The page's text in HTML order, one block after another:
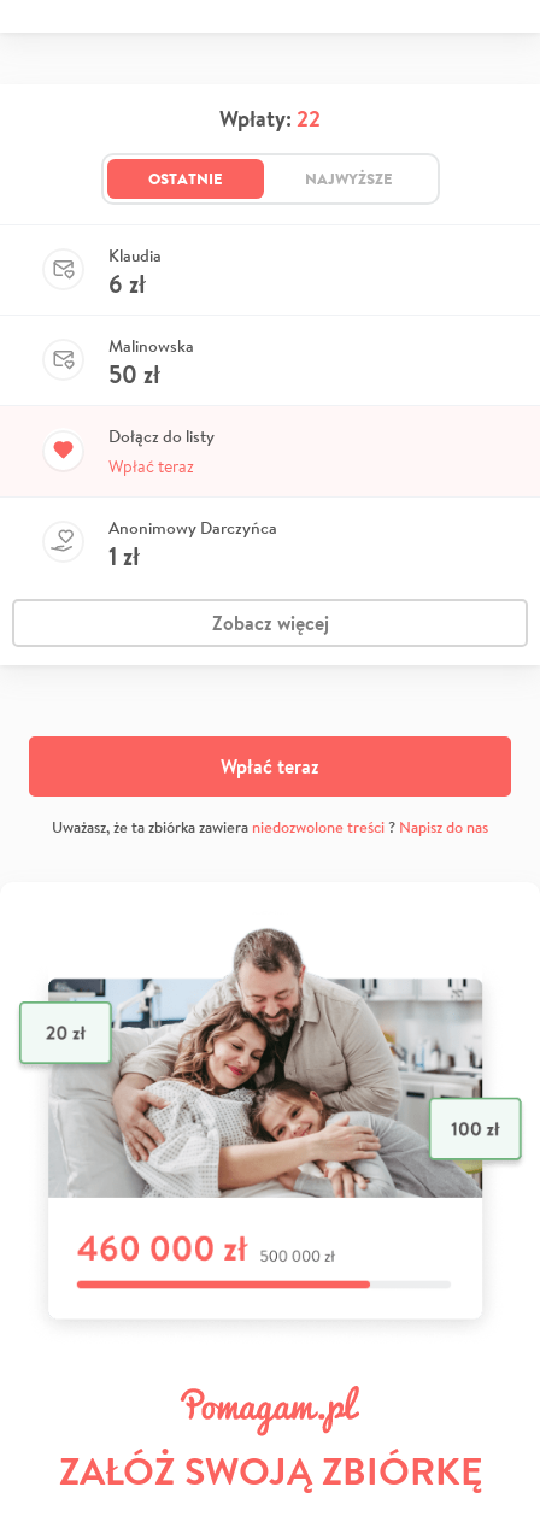
Wpłaty: 22
OSTATNIE NAJWYŻSZE
Klaudia
6 zł
Malinowska
50 zł
Dołącz do listy
Wpłać teraz
Anonimowy Darczyńca
1 zł
Zobacz więcej
Wpłać teraz
Uważasz, że ta zbiórka zawiera niedozwolone treści? Napisz do nas
ZAŁÓŻ SWOJĄ ZBIÓRKĘ